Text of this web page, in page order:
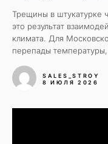
Трещины в штукатурке
это результат
климата. Для
перепады
SALES_STROY
8 ИЮЛЯ 2026